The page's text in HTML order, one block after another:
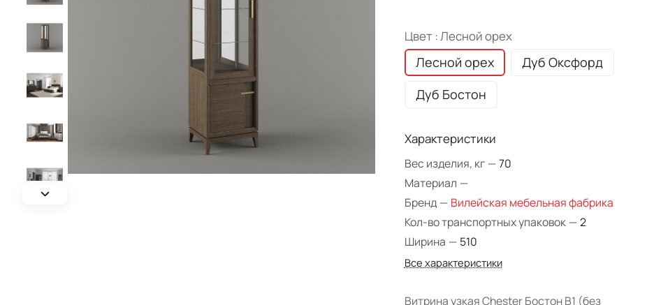
Цвет :Лесной орех
Лесной орех
Дуб Оксфорд
Дуб Бостон
Характеристики
Вес изделия, кг —70
Материал —
Бренд — Вилейская мебельная фабрика
Кол-во транспортных упаковок —2
Ширина — 510
Все характеристики
Витрина узкая Chester Бостон B1 (без